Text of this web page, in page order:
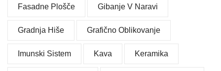
Fasadne Plošče Gibanje V Naravi
Gradnja Hiše Grafično Oblikovanje
Imunski Sistem Kava Keramika